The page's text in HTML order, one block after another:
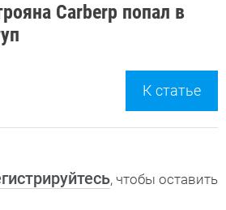
Carberp попал в
К статье
, чтобы оставить